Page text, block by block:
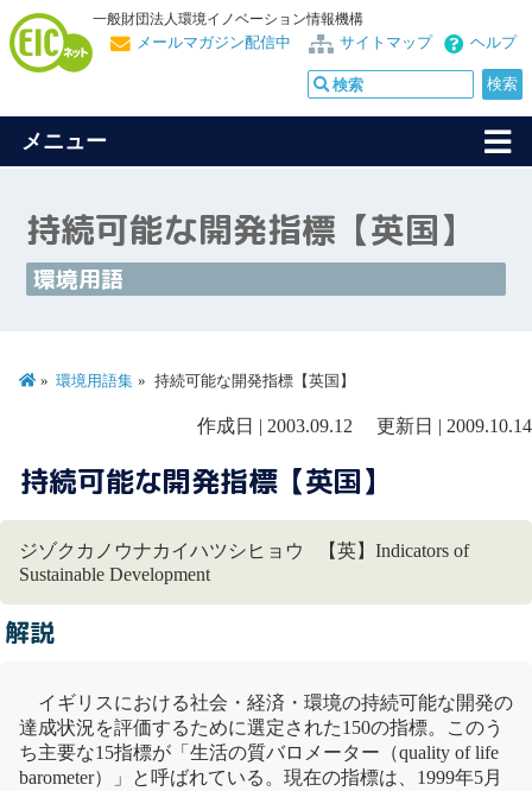
一般財団法人環境イノベーション情報機構
ヘルプ
サイトマップ
メールマガジン配信中
メニュー
持続可能な開発指標【英国】
環境用語
環境用語集 持続可能な開発指標【英国】
作成日 | 2003.09.12 更新日 | 2009.10.14
持続可能な開発指標【英国】
ジゾクカノウナカイハツシヒョウ 【英】Indicators of
Sustainable Development
解説
イギリスにおける社会・経済・環境の持続可能な開発の
達成状況を評価するために選定された150の指標。このう
ち主要な15指標が「生活の質バロメーター（quality of life
barometer）」と呼ばれている。現在の指標は、1999年5月